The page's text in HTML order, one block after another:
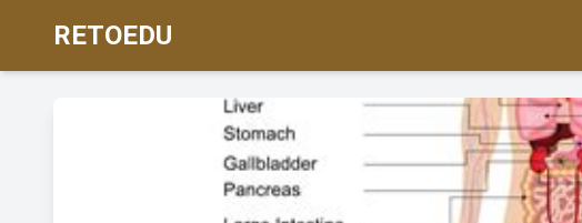
RETOEDU